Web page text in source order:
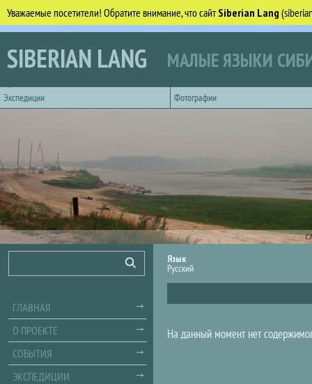
Уважаемые посетители! Обратите внимание, что сайтSiberian Lang
Перейти к основному содержанию
SIBERIAN LANG МАЛЫЕ ЯЗЫКИ
Экспедиции
Фотографии
Язык
Русский
На данный момент нет
ГЛАВНАЯ
О ПРОЕКТЕ
СОБЫТИЯ
ЭКСПЕДИЦИИ